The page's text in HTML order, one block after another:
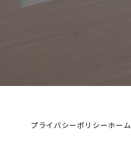
プライバシーポリシーホー